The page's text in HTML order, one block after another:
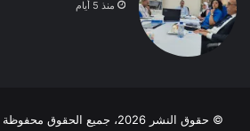
منذ 5 أيام
© حقوق النشر 2026، جميع الحقوق محفوظة |